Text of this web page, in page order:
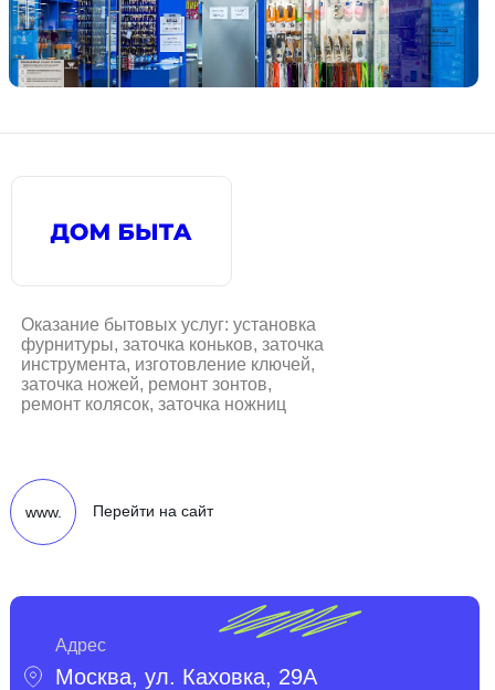
Оказание бытовых услуг: установка
фурнитуры, заточка коньков, заточка
инструмента, изготовление ключей,
заточка ножей, ремонт зонтов,
ремонт колясок, заточка ножниц
www. Перейти на сайт
Москва, ул. Каховка, 29А
Адрес